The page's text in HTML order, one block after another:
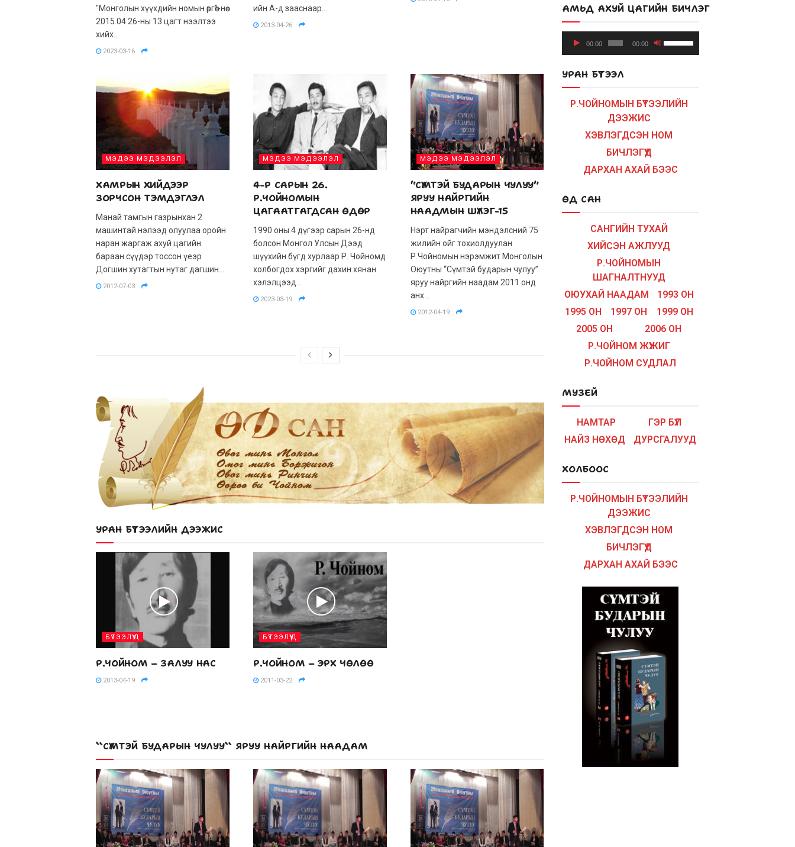
"Монголын хүүхдийн номын өргөө"-нөө
2015.04.26-ны 13 цагт нээлтээ
хийх...
2023-03-16
ийн А-д зааснаар...
2013-04-26
МЭДЭЭ МЭДЭЭЛЭЛ
ХАМРЫН ХИЙДЭЭР
ЗОРЧСОН ТЭМДЭГЛЭЛ
Манай тамгын газрынхан 2
машинтай нэлээд олуулаа оройн
наран жаргаж ахуй цагийн
бараан сүүдэр тоссон үеэр
Догшин хутагтын нутаг дагшин...
2012-07-03
МЭДЭЭ МЭДЭЭЛЭЛ
4-Р САРЫН 26.
Р.ЧОЙНОМЫН
ЦАГААТГАГДСАН ӨДӨР
1990 оны 4 дүгээр сарын 26-нд
болсон Монгол Улсын Дээд
шүүхийн бүгд хурлаар Р. Чойномд
холбогдох хэргийг дахин хянан
хэлэлцээд...
2023-03-19
МЭДЭЭ МЭДЭЭЛЭЛ
“СҮМТЭЙ БУДАРЫН ЧУЛУУ”
ЯРУУ НАЙРГИЙН
НААДМЫН ШҮЛЭГ-15
Нэрт найрагчийн мэндэлсний 75
жилийн ойг тохиолдуулан
Р.Чойномын нэрэмжит Монголын
Оюутны “Сүмтэй бударын чулуу”
яруу найргийн наадам 2011 онд
анх...
2012-04-19
УРАН БҮТЭЭЛИЙН ДЭЭЖИС
БҮТЭЭЛҮҮД
Р.ЧОЙНОМ – ЗАЛУУ НАС
2013-04-19
БҮТЭЭЛҮҮД
Р.ЧОЙНОМ – ЭРХ ЧӨЛӨӨ
2011-03-22
``СҮМТЭЙ БУДАРЫН ЧУЛУУ`` ЯРУУ НАЙРГИЙН НААДАМ
АМЬД АХУЙ ЦАГИЙН БИЧЛЭГ
Audio
00:00 00:00
increase
decrease
УРАН БҮТЭЭЛ
Р.ЧОЙНОМЫН БҮТЭЭЛИЙН
ДЭЭЖИС
ХЭВЛЭГДСЭН НОМ
БИЧЛЭГҮҮД
ДАРХАН АХАЙ БЭЭС
ӨД САН
САНГИЙН ТУХАЙ
ХИЙСЭН АЖЛУУД
Р.ЧОЙНОМЫН
ШАГНАЛТНУУД
ОЮУХАЙ НААДАМ
1993 ОН
1995 ОН
1997 ОН
1999 ОН
2005 ОН
2006 ОН
Р.ЧОЙНОМ ЖҮЖИГ
Р.ЧОЙНОМ СУДЛАЛ
МУЗЕЙ
НАМТАР
ГЭР БҮЛ
НАЙЗ НӨХӨД
ДУРСГАЛУУД
ХОЛБООС
Р.ЧОЙНОМЫН БҮТЭЭЛИЙН
ДЭЭЖИС
ХЭВЛЭГДСЭН НОМ
БИЧЛЭГҮҮД
ДАРХАН АХАЙ БЭЭС